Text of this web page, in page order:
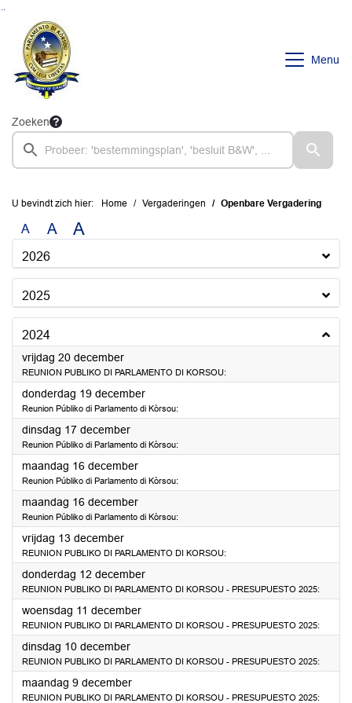
Ga naar de inhoud van deze pagina
Ga naar het zoeken
Ga naar het menu
Menu
Zoeken
U bevindt zich hier: Home Vergaderingen Openbare Vergadering
A A A
2026
2025
2024
vrijdag 20 december2024
REUNION PUBLIKO DI PARLAMENTO DI KORSOU:
donderdag 19 december2024
Reunion Públiko di Parlamento di Kòrsou:
dinsdag 17 december2024
Reunion Públiko di Parlamento di Kòrsou:
maandag 16 december2024
Reunion Públiko di Parlamento di Kòrsou:
maandag 16 december2024
Reunion Públiko di Parlamento di Kòrsou:
vrijdag 13 december2024
REUNION PUBLIKO DI PARLAMENTO DI KORSOU:
donderdag 12 december2024
REUNION PUBLIKO DI PARLAMENTO DI KORSOU - PRESUPUESTO 2025:
woensdag 11 december2024
REUNION PUBLIKO DI PARLAMENTO DI KORSOU - PRESUPUESTO 2025:
dinsdag 10 december2024
REUNION PUBLIKO DI PARLAMENTO DI KORSOU - PRESUPUESTO 2025:
maandag 9 december2024
REUNION PUBLIKO DI PARLAMENTO DI KORSOU - PRESUPUESTO 2025: